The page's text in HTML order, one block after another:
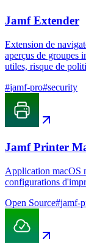
Jamf Extender
Extension de
aperçus de groupes
utiles, risque de
#jamf-pro#security
Jamf Printer
Application macOS
configurations
Open Source#jamf-